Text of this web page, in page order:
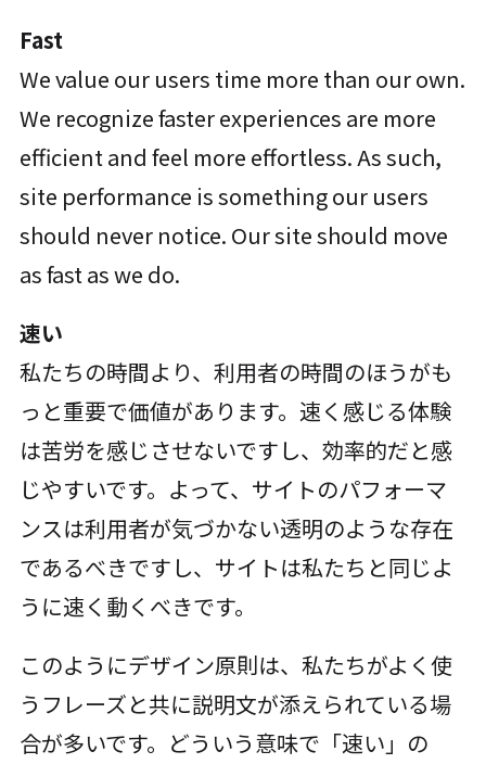
Fast
We value our users time more than our own.
We recognize faster experiences are more
efficient and feel more effortless. As such,
site performance is something our users
should never notice. Our site should move
as fast as we do.
速い
私たちの時間より、利用者の時間のほうがも
っと重要で価値があります。速く感じる体験
は苦労を感じさせないですし、効率的だと感
じやすいです。よって、サイトのパフォーマ
ンスは利用者が気づかない透明のような存在
であるべきですし、サイトは私たちと同じよ
うに速く動くべきです。
このようにデザイン原則は、私たちがよく使
うフレーズと共に説明文が添えられている場
合が多いです。どういう意味で「速い」の